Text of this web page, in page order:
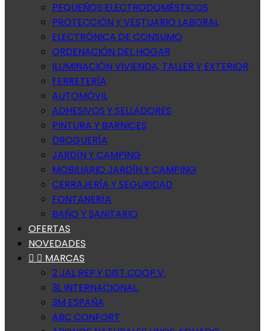
PEQUEÑOS ELECTRODOMÉSTICOS
PROTECCIÓN Y VESTUARIO LABORAL
ELECTRÓNICA DE CONSUMO
ORDENACIÓN DEL HOGAR
ILUMINACIÓN VIVIENDA, TALLER Y EXTERIOR
FERRETERÍA
AUTOMÓVIL
ADHESIVOS Y SELLADORES
PINTURA Y BARNICES
DROGUERÍA
JARDÍN Y CAMPING
MOBILIARIO JARDÍN Y CAMPING
CERRAJERÍA Y SEGURIDAD
FONTANERÍA
BAÑO Y SANITARIO
OFERTAS
NOVEDADES
  MARCAS
2 JAL REP.Y DIST.COOP.V.
3L INTERNACIONAL.
3M ESPAÑA
ABC CONFORT